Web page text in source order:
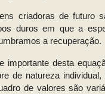
criadoras de futuro
duros em que a
a recuperação.
importante desta
de natureza
de valores são